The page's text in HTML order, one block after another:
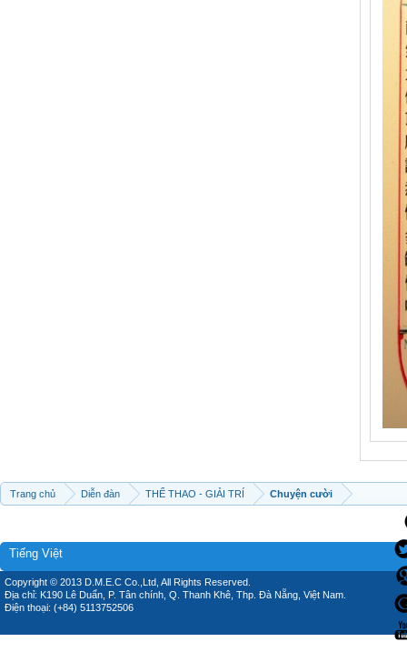
Trang chủ Diễn đàn THỂ THAO - GIẢI TRÍ Chuyện cười
Tiếng Việt
Copyright © 2013 D.M.E.C Co.,Ltd, All Rights Reserved.
Địa chỉ: K190 Lê Duẩn, P. Tân chính, Q. Thanh Khê, Thp. Đà Nẵng, Việt Nam.
Điện thoại: (+84) 5113752506